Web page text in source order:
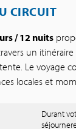
CIRCUIT
/ 12 nuits
un
Le voyage
locales et
Durant